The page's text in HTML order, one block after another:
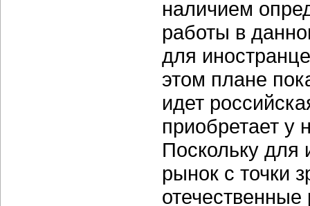
наличием
работы в
для
этом плане
идет
приобретает у
Поскольку для
рынок с точки